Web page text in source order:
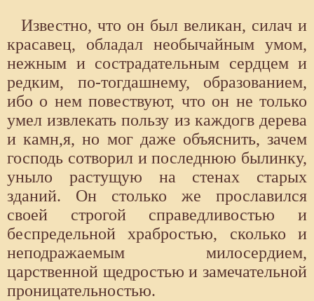
Известно, что он был великан, силач и
красавец, обладал необычайным умом,
нежным и сострадательным сердцем и
редким, по-тогдашнему, образованием,
ибо о нем повествуют, что он не только
умел извлекать пользу из каждогв дерева
и камн,я, но мог даже объяснить, зачем
господь сотворил и последнюю былинку,
уныло растущую на стенах старых
зданий. Он столько же прославился
своей строгой справедливостью и
беспредельной храбростью, сколько и
неподражаемым милосердием,
царственной щедростью и замечательной
проницательностью.